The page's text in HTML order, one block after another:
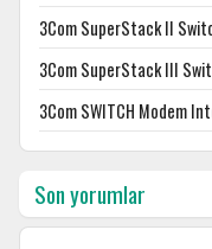
3Com SuperStack II
3Com SuperStack III
3Com SWITCH Modem
Son yorumlar